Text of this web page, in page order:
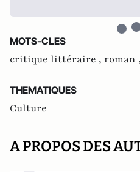
MOTS-CLES
critique littéraire , roman ,
THEMATIQUES
Culture
A PROPOS DES